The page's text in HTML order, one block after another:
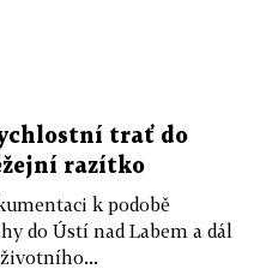
trať do
razítko
k podobě
do Ústí nad Labem a dál